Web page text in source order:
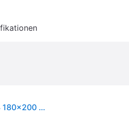
vidaXL Massivholzbett mit Regal ohne Matratze Weiß 180x200 cm Kiefer